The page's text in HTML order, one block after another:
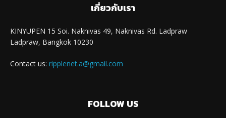
เกี่ยวกับเรา
KINYUPEN 15 Soi. Naknivas 49, Naknivas Rd. Ladpraw
Ladpraw, Bangkok 10230
Contact us: ripplenet.a@gmail.com
FOLLOW US